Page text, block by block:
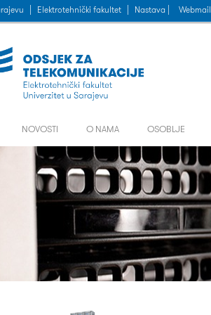
Elektrotehnički fakultet Nastava | Webmail
NOVOSTI O NAMA OSOBLJE